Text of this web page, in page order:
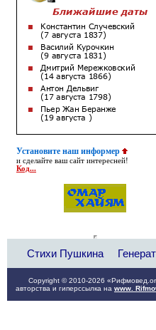
Установите наш информер
и сделайте ваш сайт интересней!
Код...
Стихи Пушкина
Copyright © 2010-2026
авторства и гиперссылка на www.